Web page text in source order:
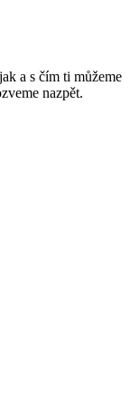
a s čím ti můžeme
nazpět.